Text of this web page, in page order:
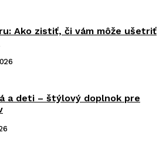
Ako zistiť, či vám môže ušetriť
a deti – štýlový doplnok pre